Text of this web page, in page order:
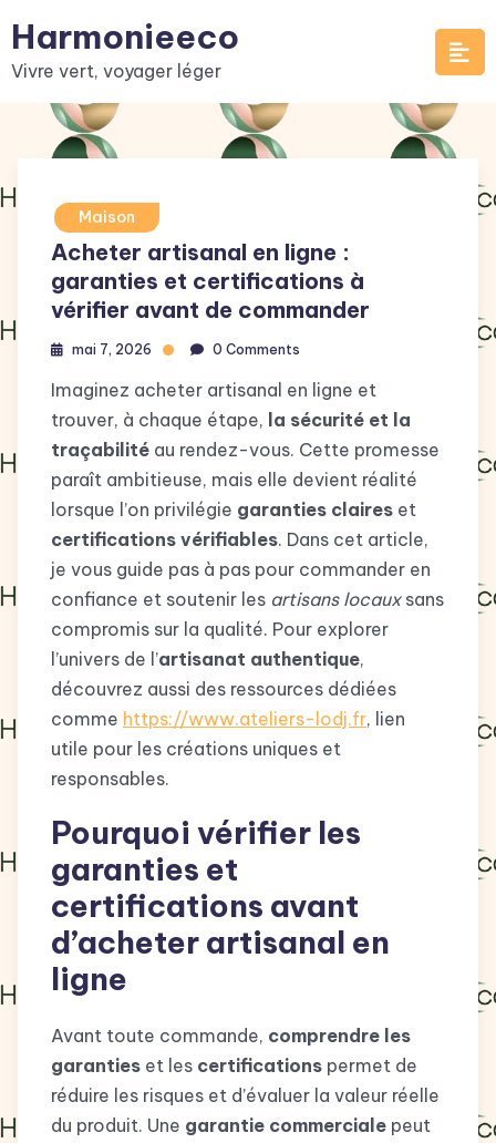
to
content
Harmonieeco
Vivre vert, voyager léger
Maison
Acheter artisanal en ligne :
garanties et certifications à
vérifier avant de commander
mai 7, 2026 0 Comments
Imaginez acheter artisanal en ligne et
trouver, à chaque étape, la sécurité et la
traçabilité au rendez-vous. Cette promesse
paraît ambitieuse, mais elle devient réalité
lorsque l’on privilégie garanties claires et
certifications vérifiables. Dans cet article,
je vous guide pas à pas pour commander en
confiance et soutenir les artisans locauxsans
compromis sur la qualité. Pour explorer
l’univers de l’artisanat authentique,
découvrez aussi des ressources dédiées
comme https://www.ateliers-lodj.fr, lien
utile pour les créations uniques et
responsables.
Pourquoi vérifier les
garanties et
certifications avant
d’acheter artisanal en
ligne
Avant toute commande, comprendre les
garanties et les certifications permet de
réduire les risques et d’évaluer la valeur réelle
du produit. Une garantie commerciale peut